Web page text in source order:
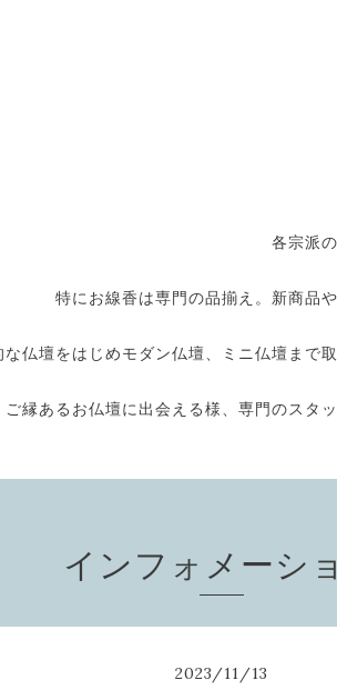
各宗派
特にお線香は専門の品揃え。新商品
な仏壇をはじめモダン仏壇、ミニ仏壇まで
ご縁あるお仏壇に出会える様、専門のスタ
インフォメーシ
2023/11/13